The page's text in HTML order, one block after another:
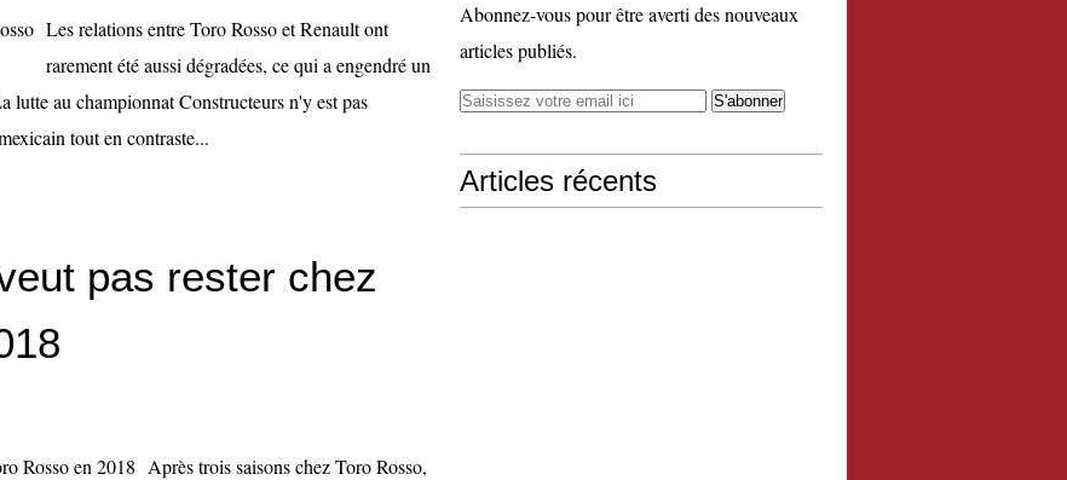
Les relations entre Toro Rosso et Renault ont
rarement été aussi dégradées, ce qui a engendré un
lutte au championnat Constructeurs n'y est pas
tout en contraste...
pas rester chez
Après trois saisons chez Toro Rosso,
Abonnez-vous pour être averti des nouveaux
articles publiés.
Articles récents